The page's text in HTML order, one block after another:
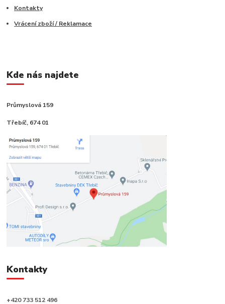
Kontakty
Vrácení zboží / Reklamace
Kde nás najdete
Průmyslová 159
Třebíč, 674 01
Kontakty
+420 733 512 496